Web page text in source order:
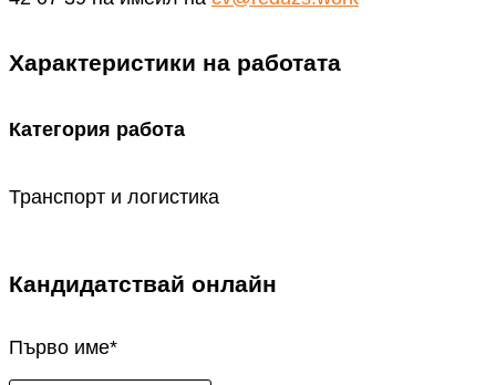
Характеристики на работата
Категория работа
Транспорт и логистика
Кандидатствай онлайн
Първо име*